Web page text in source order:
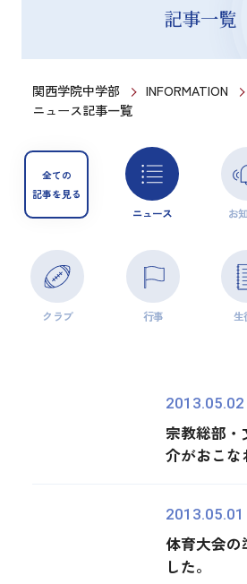
記事一覧
関西学院中学部
INFORMATION
ニュース記事一覧
全ての
記事を見る
ニュース お
クラブ 行事 生
2013.05.02
宗教総部
介がおこな
2013.05.01
体育大会の
した。